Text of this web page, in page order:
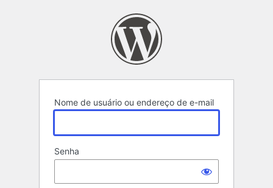
Nome de usuário ou endereço de e-mail
Senha